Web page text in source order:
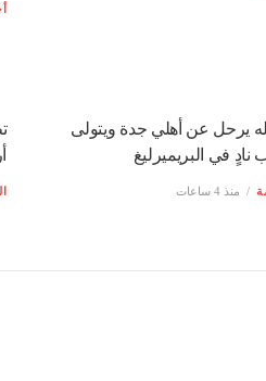
يرحل عن أهلي جدة ويتولى
نادٍ في البريميرليغ
منذ 4 ساعات